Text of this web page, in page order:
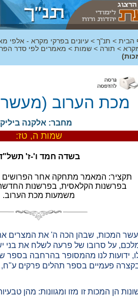
הבית > תנ"ך > עיונים בפרקי מקרא - אלפי
> תורה > שמות > מאמרים לפי סדר
מכת הערוב
מחבר: אלקנה ביליק
שמות ה, טז:
בשדה חמד ו'-ז'
תקציר: המאמר מתחקה אחר הפרושים
בפרשנות הקלאסית, בפרשנות החדשה
משמעות מכת הערוב.
עשר המכות, שבהן הכה ה' את המצרים
על סרובו של פרעה לשלח את בני
ידועות לנו מהמסופר בהרחבה בספר
פעמיים בספר תהלים פרקים
הן המכות זו מזו ומגוונות: מהן